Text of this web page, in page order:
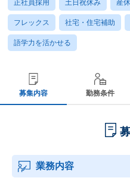
正社員採用 土日祝休み 産
フレックス 社宅・住宅補助
語学力を活かせる
募集内容 勤務条件
業務内容